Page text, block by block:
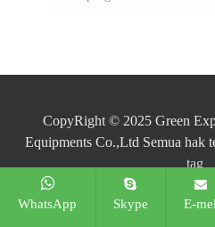
CopyRight © 2025 Green
Equipments Co.,Ltd Semua hak
tag
WhatsApp Skype E-mel